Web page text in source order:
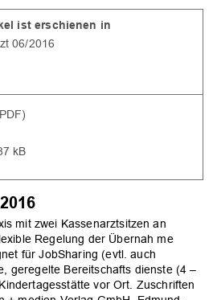
ist erschienen in
06/2016
kB
mit zwei Kassenarztsitzen an
Regelung der Übernah­ me
für Job­Sharing (evtl. auch
geregelte Bereitschafts­ dienste (4 –
vor Ort. Zuschriften